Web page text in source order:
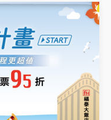
累計)。
華客房(每日限量五